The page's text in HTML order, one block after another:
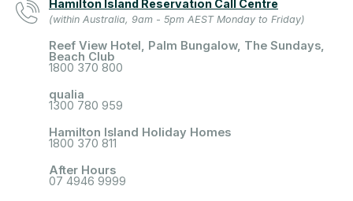
Hamilton Island Reservation Call Centre
(within Australia, 9am - 5pm AEST Monday to Friday)
Reef View Hotel, Palm Bungalow, The Sundays,
Beach Club
1800 370 800
qualia
1300 780 959
Hamilton Island Holiday Homes
1800 370 811
After Hours
07 4946 9999